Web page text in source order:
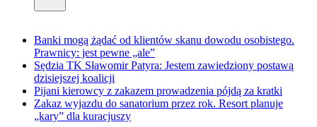
Banki mogą żądać od klientów skanu dowodu osobistego.
Prawnicy: jest pewne „ale”
Sędzia TK Sławomir Patyra: Jestem zawiedziony postawą
dzisiejszej koalicji
Pijani kierowcy z zakazem prowadzenia pójdą za kratki
Zakaz wyjazdu do sanatorium przez rok. Resort planuje
„kary” dla kuracjuszy